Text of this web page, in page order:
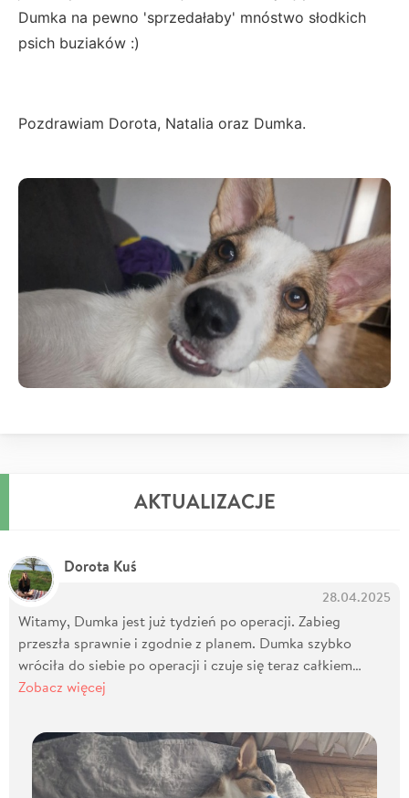
Dumka na pewno 'sprzedałaby' mnóstwo słodkich
psich buziaków :)
Pozdrawiam Dorota, Natalia oraz Dumka.
AKTUALIZACJE
Dorota Kuś
28.04.2025
Witamy, Dumka jest już tydzień po operacji. Zabieg
przeszła sprawnie i zgodnie z planem. Dumka szybko
wróciła do siebie po operacji i czuje się teraz całkiem…
Zobacz więcej